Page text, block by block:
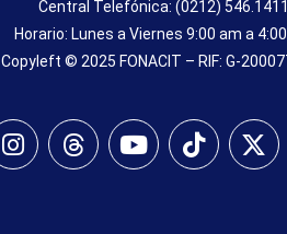
Central Telefónica: (0212) 546.1411
Horario: Lunes a Viernes 9:00 am a
Copyleft © 2025 FONACIT – RIF: G-